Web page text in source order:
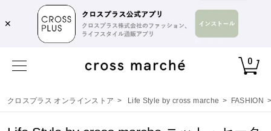
✕
0
クロスプラス オンラインストア > Life Style by cross marche > FASHION